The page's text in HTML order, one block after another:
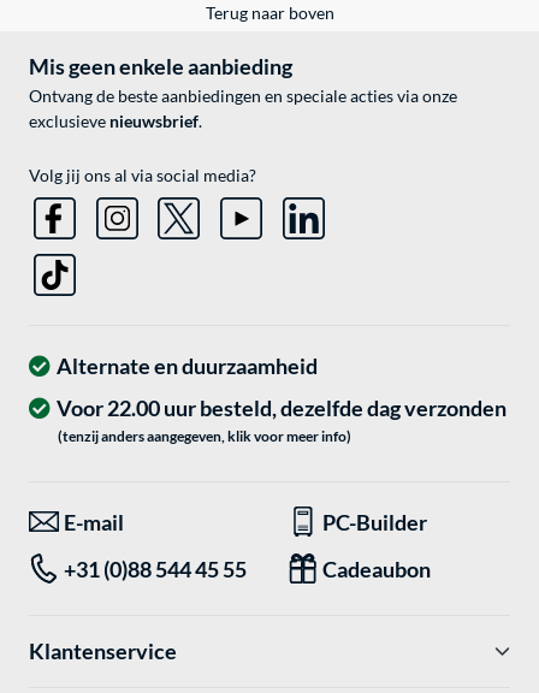
Terug naar boven
Mis geen enkele aanbieding
Ontvang de beste aanbiedingen en speciale acties via onze
exclusieve nieuwsbrief.
Volg jij ons al via social media?
Alternate en duurzaamheid
Voor 22.00 uur besteld, dezelfde dag verzonden
(tenzij anders aangegeven, klik voor meer info)
E-mail
PC-Builder
+31 (0)88 544 45 55
Cadeaubon
Klantenservice